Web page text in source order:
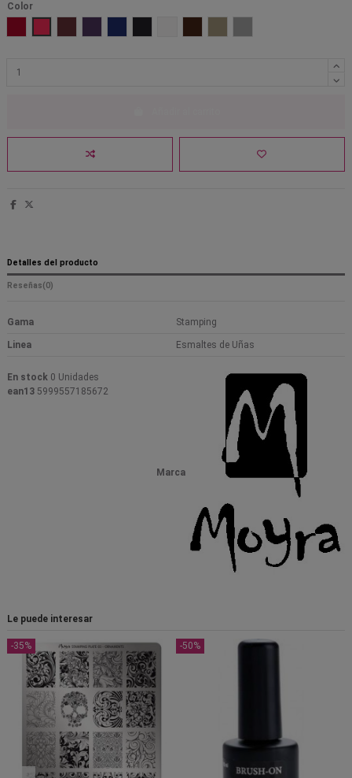
Color
Detalles del producto
Reseñas(0)
Gama Stamping
Linea Esmaltes de Uñas
Marca
En stock 0 Unidades
ean13 5999557185672
Le puede interesar
-35% -50%